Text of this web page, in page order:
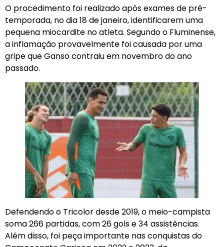
O procedimento foi realizado após exames de pré-
temporada, no dia 18 de janeiro, identificarem uma
pequena miocardite no atleta. Segundo o Fluminense,
a inflamação provavelmente foi causada por uma
gripe que Ganso contraiu em novembro do ano
passado.
Defendendo o Tricolor desde 2019, o meio-campista
soma 266 partidas, com 26 gols e 34 assistências.
Além disso, foi peça importante nas conquistas do